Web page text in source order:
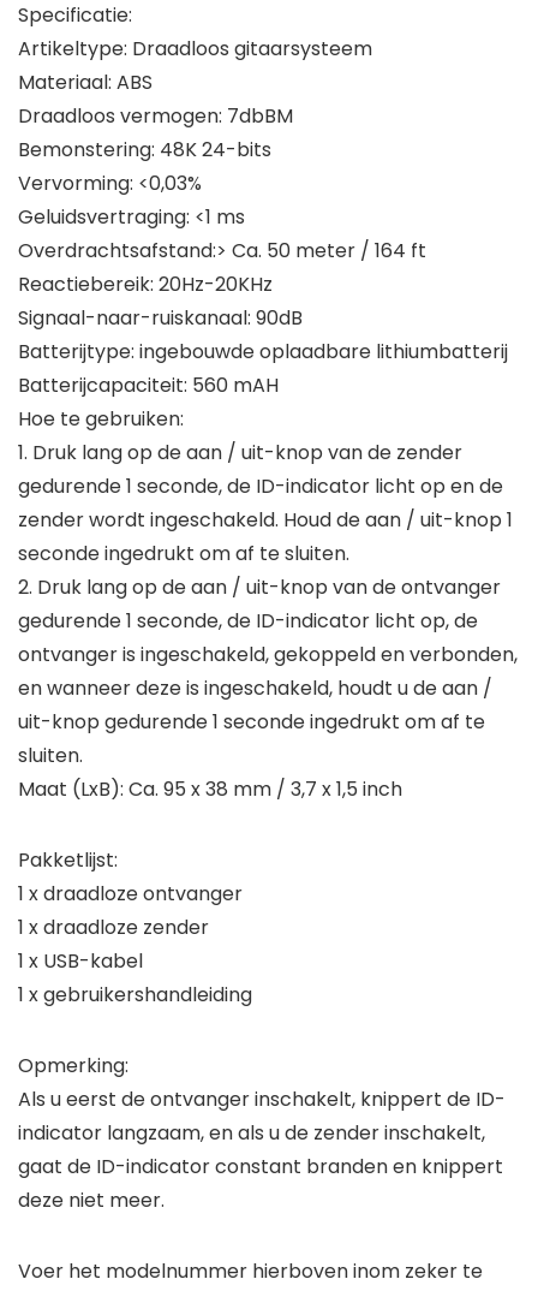
Specificatie:
Artikeltype: Draadloos gitaarsysteem
Materiaal: ABS
Draadloos vermogen: 7dbBM
Bemonstering: 48K 24-bits
Vervorming: <0,03%
Geluidsvertraging: <1 ms
Overdrachtsafstand:> Ca. 50 meter / 164 ft
Reactiebereik: 20Hz-20KHz
Signaal-naar-ruiskanaal: 90dB
Batterijtype: ingebouwde oplaadbare lithiumbatterij
Batterijcapaciteit: 560 mAH
Hoe te gebruiken:
1. Druk lang op de aan / uit-knop van de zender
gedurende 1 seconde, de ID-indicator licht op en de
zender wordt ingeschakeld. Houd de aan / uit-knop 1
seconde ingedrukt om af te sluiten.
2. Druk lang op de aan / uit-knop van de ontvanger
gedurende 1 seconde, de ID-indicator licht op, de
ontvanger is ingeschakeld, gekoppeld en verbonden,
en wanneer deze is ingeschakeld, houdt u de aan /
uit-knop gedurende 1 seconde ingedrukt om af te
sluiten.
Maat (LxB): Ca. 95 x 38 mm / 3,7 x 1,5 inch
Pakketlijst:
1 x draadloze ontvanger
1 x draadloze zender
1 x USB-kabel
1 x gebruikershandleiding
Opmerking:
Als u eerst de ontvanger inschakelt, knippert de ID-
indicator langzaam, en als u de zender inschakelt,
gaat de ID-indicator constant branden en knippert
deze niet meer.
Voer het modelnummer hierboven inom zeker te